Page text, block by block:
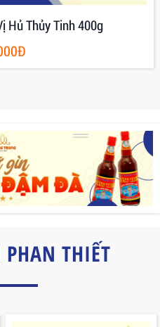
Hủ Thủy Tinh 400g
THIẾT